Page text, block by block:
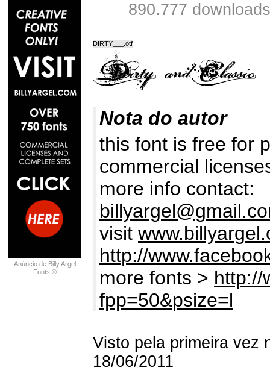
Anúncio de Billy Argel
Fonts ®
890.777
DIRTY___.otf
Nota do autor
this font is free for
commercial
more info contact:
visit
http://
more fonts > http://
fpp=50&psize=l
Visto pela primeira vez
18/06/2011